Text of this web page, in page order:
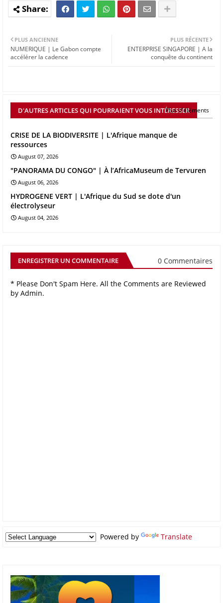
PLUS RÉCENTE
ENTERPRISE SINGAPORE | A la
conquête du continent
PLUS ANCIENNE
NUMERIQUE | Le Gabon compte
accélérer la cadence
D'AUTRES ARTICLES QUI POURRAIENT VOUS INTÉRESSER
Plus d'éléments
CRISE DE LA BIODIVERSITE | L'Afrique manque de
ressources
August 07, 2026
"PANORAMA DU CONGO" | À l’AfricaMuseum de Tervuren
August 06, 2026
HYDROGENE VERT | L'Afrique du Sud se dote d'un
électrolyseur
August 04, 2026
ENREGISTRER UN COMMENTAIRE 0 Commentaires
* Please Don't Spam Here. All the Comments are Reviewed
by Admin.
Powered by Translate